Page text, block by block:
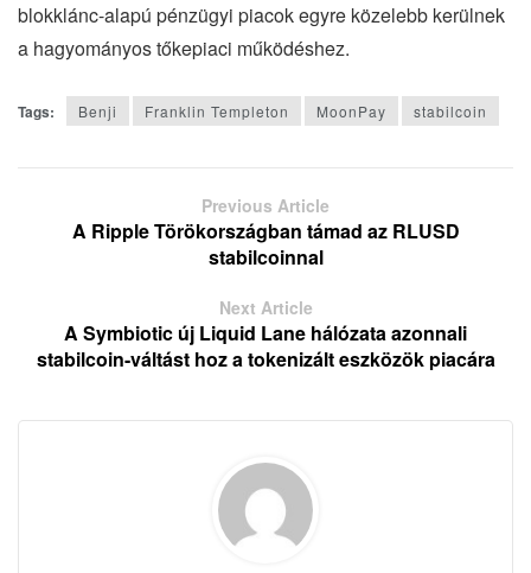
blokklánc-alapú pénzügyi piacok egyre közelebb kerülnek
a hagyományos tőkepiaci működéshez.
Tags: Benji Franklin Templeton MoonPay stabilcoin
Previous Article
A Ripple Törökországban támad az RLUSD
stabilcoinnal
Next Article
A Symbiotic új Liquid Lane hálózata azonnali
stabilcoin-váltást hoz a tokenizált eszközök piacára